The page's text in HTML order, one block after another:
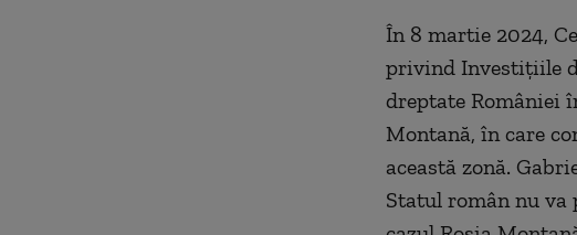
În 8 martie 2024,
privind Investiţiile
dreptate României
Montană, în care
această zonă.
Statul român nu va